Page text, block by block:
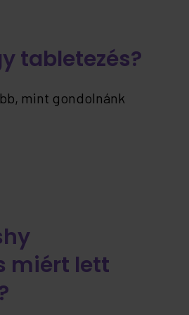
tabletezés?
mint gondolnánk
miért lett